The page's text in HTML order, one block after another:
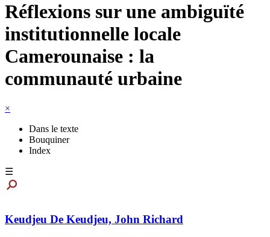
Réflexions sur une ambiguïté
institutionnelle locale
Camerounaise : la
communauté urbaine
×
Dans le texte
Bouquiner
Index
☰
Keudjeu De Keudjeu, John Richard